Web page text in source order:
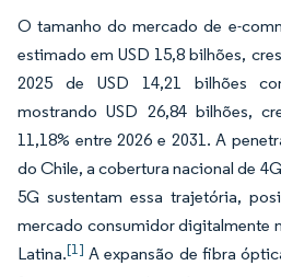
O tamanho do mercado de e-
estimado em USD 15,8 bilhões,
2025 de USD 14,21 bilhões
mostrando USD 26,84 bilhões,
11,18% entre 2026 e 2031. A
do Chile, a cobertura nacional de
5G sustentam essa trajetória,
mercado consumidor digitalmente
Latina.[1] A expansão de fibra